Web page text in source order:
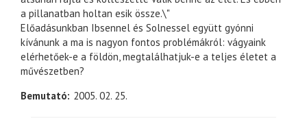
a pillanatban holtan esik össze.\"
Előadásunkban Ibsennel és Solnessel együtt gyónni
kívánunk a ma is nagyon fontos problémákról: vágyaink
elérhetőek-e a földön, megtalálhatjuk-e a teljes életet a
művészetben?
Bemutató 2005. 02. 25.